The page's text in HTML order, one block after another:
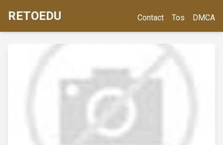
RETOEDU Contact Tos DMCA